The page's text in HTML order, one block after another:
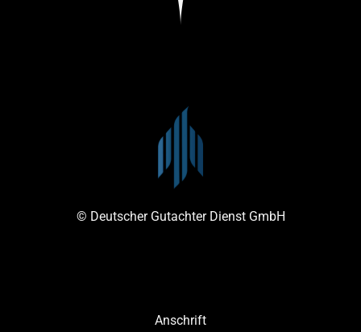
© Deutscher Gutachter Dienst GmbH
Anschrift